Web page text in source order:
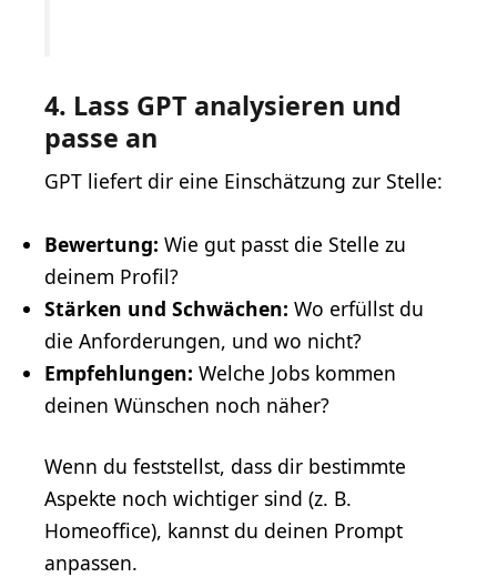
4. Lass GPT analysieren und
passe an
GPT liefert dir eine Einschätzung zur Stelle:
Bewertung: Wie gut passt die Stelle zu
deinem Profil?
Stärken und Schwächen: Wo erfüllst du
die Anforderungen, und wo nicht?
Empfehlungen: Welche Jobs kommen
deinen Wünschen noch näher?
Wenn du feststellst, dass dir bestimmte
Aspekte noch wichtiger sind (z. B.
Homeoffice), kannst du deinen Prompt
anpassen.